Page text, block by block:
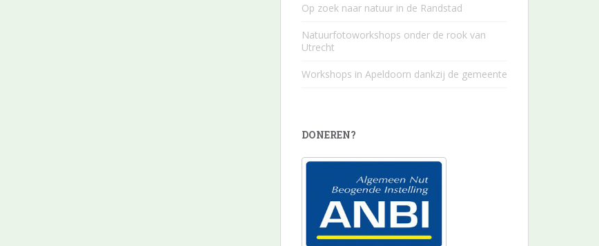
Op zoek naar natuur in de Randstad
Natuurfotoworkshops onder de rook van
Utrecht
Workshops in Apeldoorn dankzij de gemeente
DONEREN?